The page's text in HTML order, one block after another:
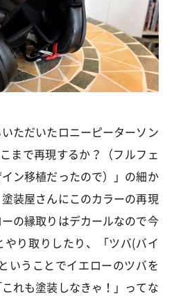
ただいたロニーピーターソン
まで再現するか？（フルフェ
ン移植だったので）」の細か
装屋さんにこのカラーの再現
の縁取りはデカールなので今
り取りしたり、「ツバ(バイ
いうことでイエローのツバを
れも塗装しなきゃ！」ってな